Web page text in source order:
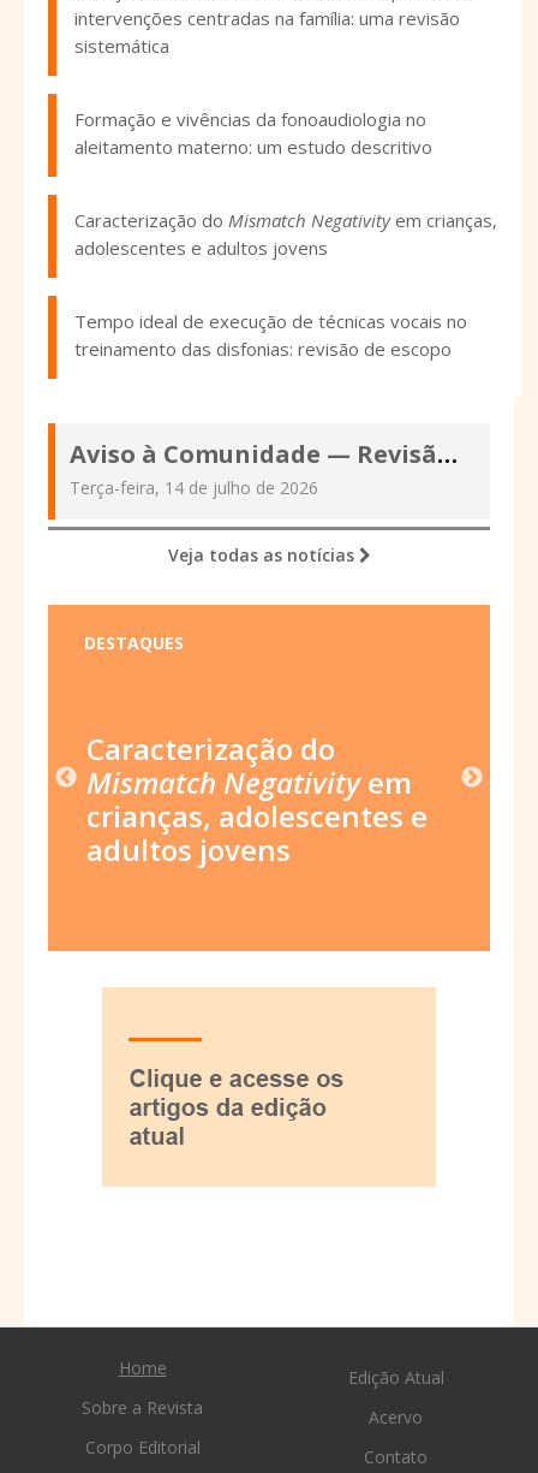
intervenções centradas na família: uma revisão
sistemática
Formação e vivências da fonoaudiologia no
aleitamento materno: um estudo descritivo
Caracterização do Mismatch Negativityem crianças,
adolescentes e adultos jovens
Tempo ideal de execução de técnicas vocais no
treinamento das disfonias: revisão de escopo
Aviso à Comunidade — Revisão das Políticas Editoriais e atualização
Terça-feira, 14 de julho de 2026
Veja todas as notícias
DESTAQUES
Caracterização do
Mismatch Negativityem
crianças, adolescentes e
adultos jovens
Home
Sobre a Revista
Corpo Editorial
Edição Atual
Acervo
Contato